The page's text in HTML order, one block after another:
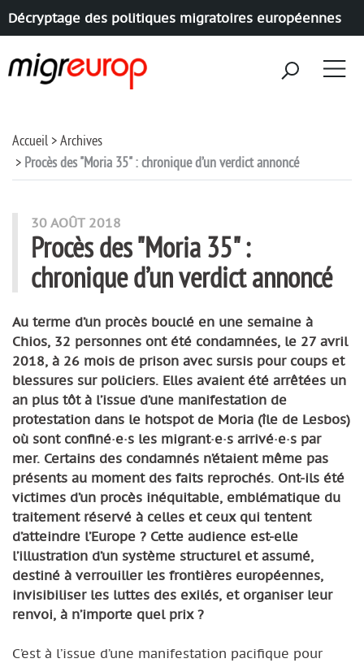
Décryptage des politiques migratoires européennes
Accueil
Archives
Procès des "Moria 35" : chronique d’un verdict annoncé
30 AOÛT 2018
Procès des "Moria 35" :
chronique d’un verdict annoncé
Au terme d’un procès bouclé en une semaine à
Chios, 32 personnes ont été condamnées, le 27 avril
2018, à 26 mois de prison avec sursis pour coups et
blessures sur policiers. Elles avaient été arrêtées un
an plus tôt à l’issue d’une manifestation de
protestation dans le hotspot de Moria (île de Lesbos)
où sont confiné·e·s les migrant·e·s arrivé·e·s par
mer. Certains des condamnés n’étaient même pas
présents au moment des faits reprochés. Ont-ils été
victimes d’un procès inéquitable, emblématique du
traitement réservé à celles et ceux qui tentent
d’atteindre l’Europe ? Cette audience est-elle
l’illustration d’un système structurel et assumé,
destiné à verrouiller les frontières européennes,
invisibiliser les luttes des exilés, et organiser leur
renvoi, à n’importe quel prix ?
C’est à l’issue d’une manifestation pacifique pour